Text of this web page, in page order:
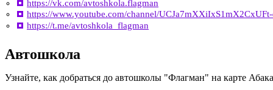
https://vk.com/avtoshkola.flagman
https://www.youtube.com/channel/
https://t.me/avtoshkola_flagman
Автошкола
Узнайте, как добраться до автошколы "Флагман" на карте